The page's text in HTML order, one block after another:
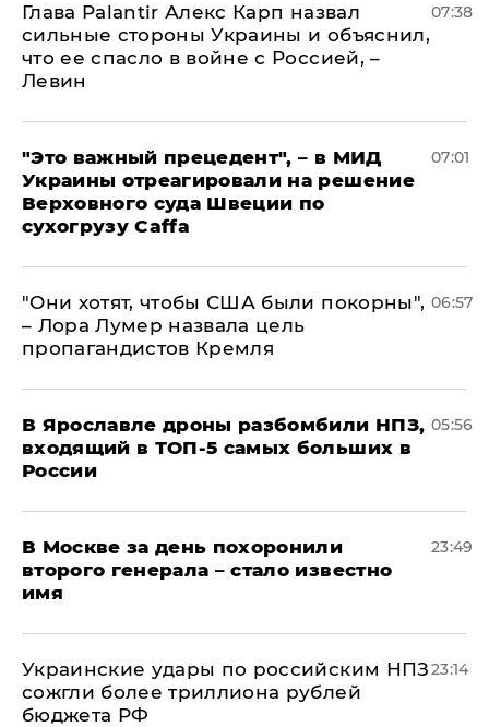
Глава Palantir Алекс Карп назвал
сильные стороны Украины и объяснил,
что ее спасло в войне с Россией, –
Левин
07:38
"Это важный прецедент", – в МИД
Украины отреагировали на решение
Верховного суда Швеции по
сухогрузу Caffa
07:01
"Они хотят, чтобы США были покорны",
– Лора Лумер назвала цель
пропагандистов Кремля
06:57
В Ярославле дроны разбомбили НПЗ,
входящий в ТОП-5 самых больших в
России
05:56
В Москве за день похоронили
второго генерала – стало известно
имя
23:49
Украинские удары по российским НПЗ
сожгли более триллиона рублей
бюджета РФ
23:14